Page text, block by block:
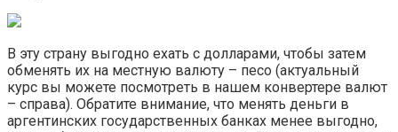
В эту страну выгодно ехать с долларами, чтобы затем
обменять их на местную валюту – песо (актуальный
курс вы можете посмотреть в нашем конвертере валют
– справа). Обратите внимание, что менять деньги в
аргентинских государственных банках менее выгодно,